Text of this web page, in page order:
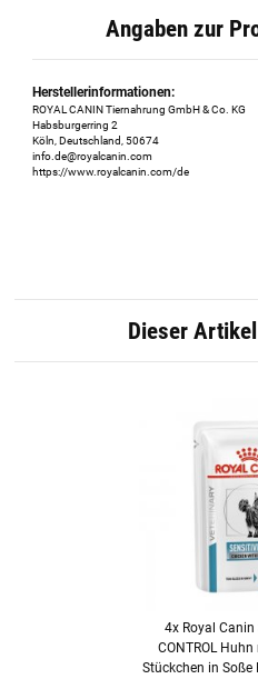
Angaben zur
Herstellerinformationen:
ROYAL CANIN Tiernahrung GmbH & Co. KG
Habsburgerring 2
Köln, Deutschland, 50674
info.de@royalcanin.com
https://www.royalcanin.com/de
Dieser
4x Royal Canin
CONTROL
Stückchen in Soße